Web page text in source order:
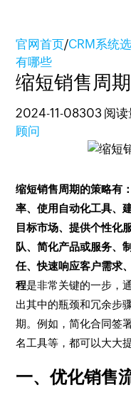
官网首页/CRM系统
有哪些
缩短销售周
2024-11-08303 阅读
顾问
缩短销售周期的策略有
率、使用自动化工具、
目标市场、提供个性化
队、简化产品或服务、
任、快速响应客户需求
程是非常关键的一步，
出其中的瓶颈和冗余步
期。例如，简化合同签
名工具等，都可以大大
一、优化销售